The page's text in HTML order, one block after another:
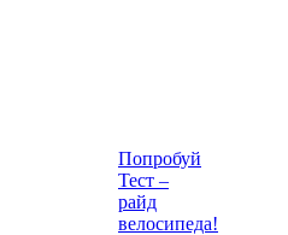
Попробуй
Тест –
райд
велосипеда!